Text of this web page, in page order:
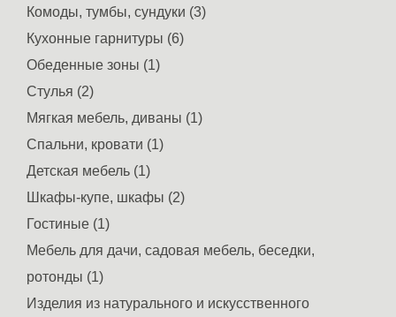
Комоды, тумбы, сундуки (3)
Кухонные гарнитуры (6)
Обеденные зоны (1)
Стулья (2)
Мягкая мебель, диваны (1)
Спальни, кровати (1)
Детская мебель (1)
Шкафы-купе, шкафы (2)
Гостиные (1)
Мебель для дачи, садовая мебель, беседки,
ротонды (1)
Изделия из натурального и искусственного